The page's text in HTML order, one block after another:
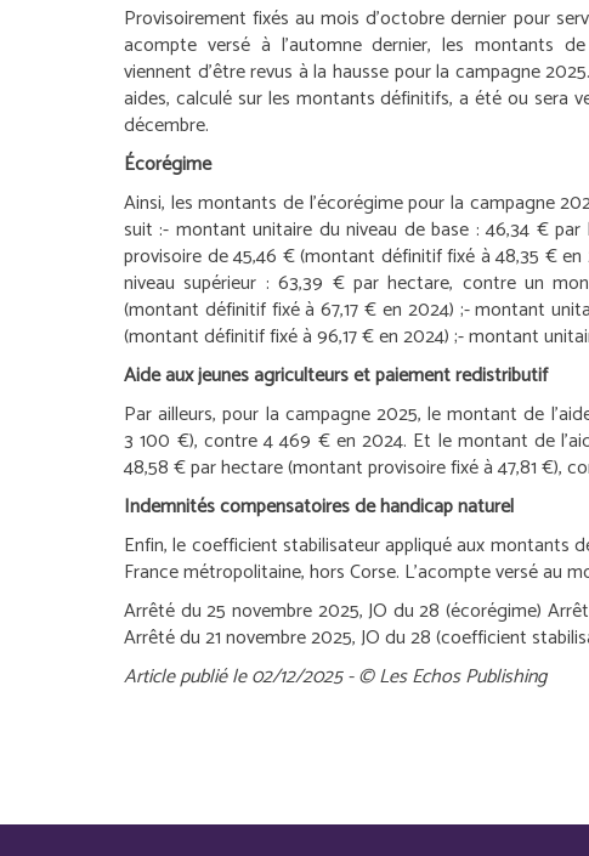
Provisoirement fixés au mois d’octobre dernier pour
acompte versé à l’automne dernier, les montants
viennent d’être revus à la hausse pour la campagne
aides, calculé sur les montants définitifs, a été ou sera
décembre.
Écorégime
Ainsi, les montants de l’écorégime pour la campagne
suit :- montant unitaire du niveau de base : 46,34 €
provisoire de 45,46 € (montant définitif fixé à 48,35 € en
niveau supérieur : 63,39 € par hectare, contre un
(montant définitif fixé à 67,17 € en 2024) ;- montant
(montant définitif fixé à 96,17 € en 2024) ;- montant
Aide aux jeunes agriculteurs et paiement redistributif
Par ailleurs, pour la campagne 2025, le montant de
3 100 €), contre 4 469 € en 2024. Et le montant de
48,58 € par hectare (montant provisoire fixé à 47,81 €),
Indemnités compensatoires de handicap naturel
Enfin, le coefficient stabilisateur appliqué aux montants
France métropolitaine, hors Corse. L’acompte versé au
Arrêté du 25 novembre 2025, JO du 28 (écorégime)
Arrêté du 21 novembre 2025, JO du 28 (coefficient
Article publié le 02/12/2025 - © Les Echos Publishing